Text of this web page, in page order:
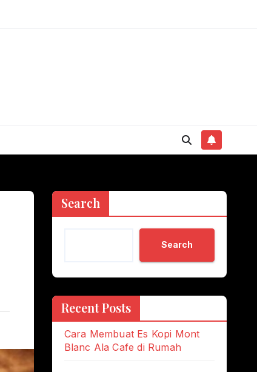
Search
Search
Recent Posts
Cara Membuat Es Kopi Mont
Blanc Ala Cafe di Rumah